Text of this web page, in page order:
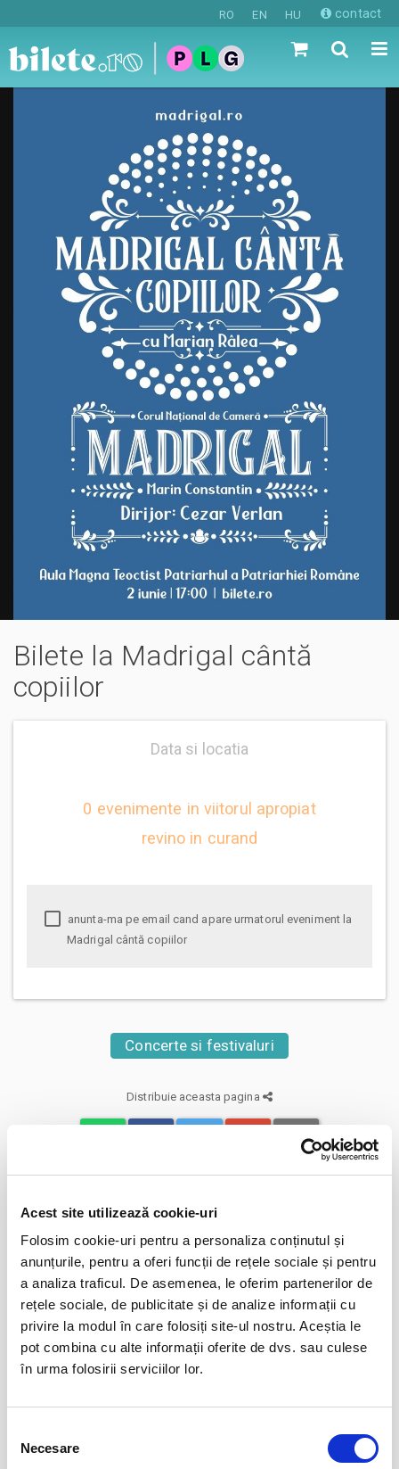
Acest site utilizează cookie-uri
Folosim cookie-uri pentru a personaliza conținutul și
anunțurile, pentru a oferi funcții de rețele sociale și pentru
a analiza traficul. De asemenea, le oferim partenerilor de
rețele sociale, de publicitate și de analize informații cu
privire la modul în care folosiți site-ul nostru. Aceștia le
pot combina cu alte informații oferite de dvs. sau culese
în urma folosirii serviciilor lor.
consimțământului
Necesare
RO EN HU contact
Bilete la Madrigal cântă
copiilor
Data si locatia
0 evenimente in viitorul apropiat
revino in curand
Madrigal cântă copiilor
Concerte si festivaluri
Distribuie aceasta pagina
Evenimente similare
Marc Euvrie - Nomadic Piano & Cello
Vlaha
BILETE
12
FESTOBAL